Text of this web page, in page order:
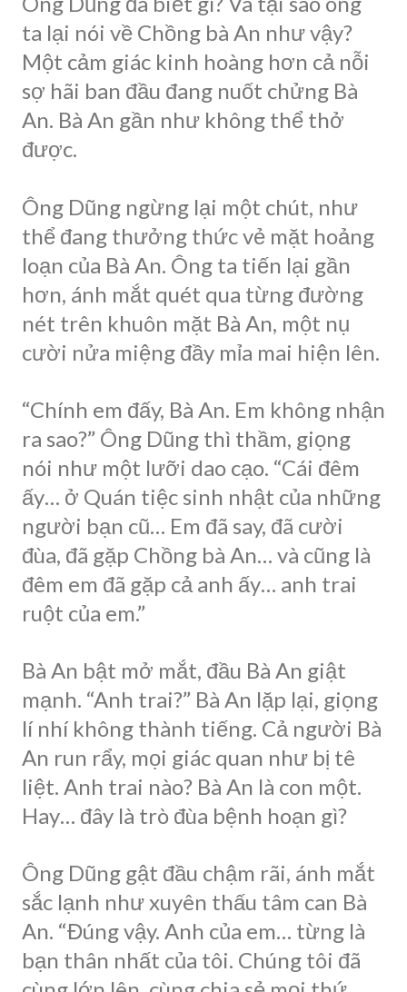
ta lại nói về Chồng bà An như vậy?
Một cảm giác kinh hoàng hơn cả nỗi
sợ hãi ban đầu đang nuốt chửng Bà
An. Bà An gần như không thể thở
được.
Ông Dũng ngừng lại một chút, như
thể đang thưởng thức vẻ mặt hoảng
loạn của Bà An. Ông ta tiến lại gần
hơn, ánh mắt quét qua từng đường
nét trên khuôn mặt Bà An, một nụ
cười nửa miệng đầy mỉa mai hiện lên.
“Chính em đấy, Bà An. Em không nhận
ra sao?” Ông Dũng thì thầm, giọng
nói như một lưỡi dao cạo. “Cái đêm
ấy… ở Quán tiệc sinh nhật của những
người bạn cũ… Em đã say, đã cười
đùa, đã gặp Chồng bà An… và cũng là
đêm em đã gặp cả anh ấy… anh trai
ruột của em.”
Bà An bật mở mắt, đầu Bà An giật
mạnh. “Anh trai?” Bà An lặp lại, giọng
lí nhí không thành tiếng. Cả người Bà
An run rẩy, mọi giác quan như bị tê
liệt. Anh trai nào? Bà An là con một.
Hay… đây là trò đùa bệnh hoạn gì?
Ông Dũng gật đầu chậm rãi, ánh mắt
sắc lạnh như xuyên thấu tâm can Bà
An. “Đúng vậy. Anh của em… từng là
bạn thân nhất của tôi. Chúng tôi đã